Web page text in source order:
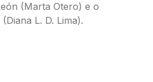
(Marta Otero) e o
L. D. Lima).